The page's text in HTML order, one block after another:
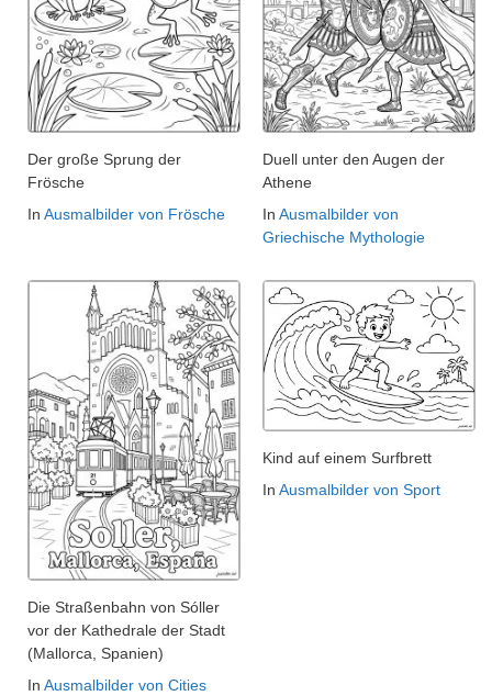
Der große Sprung der
Frösche
In Ausmalbilder von Frösche
Duell unter den Augen der
Athene
In Ausmalbilder von
Griechische Mythologie
Die Straßenbahn von Sóller
vor der Kathedrale der Stadt
(Mallorca, Spanien)
In Ausmalbilder von Cities
Kind auf einem Surfbrett
In Ausmalbilder von Sport